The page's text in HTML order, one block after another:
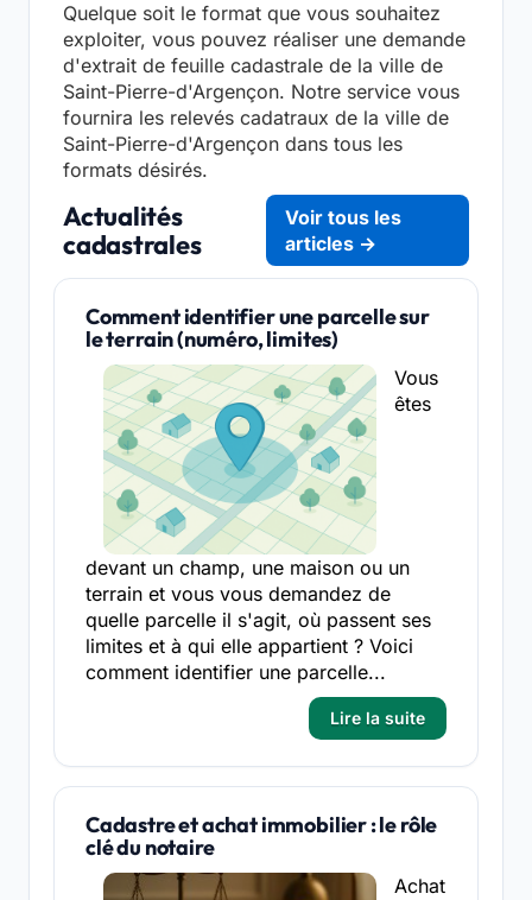
Quelque soit le format que vous souhaitez
exploiter, vous pouvez réaliser une demande
d'extrait de feuille cadastrale de la ville de
Saint-Pierre-d'Argençon. Notre service vous
fournira les relevés cadatraux de la ville de
Saint-Pierre-d'Argençon dans tous les
formats désirés.
Actualités
cadastrales
Voir tous les
articles →
Comment identifier une parcelle sur
le terrain (numéro, limites)
Vous
êtes
devant un champ, une maison ou un
terrain et vous vous demandez de
quelle parcelle il s'agit, où passent ses
limites et à qui elle appartient ? Voici
comment identifier une parcelle...
Lire la suite
Cadastre et achat immobilier : le rôle
clé du notaire
Achat